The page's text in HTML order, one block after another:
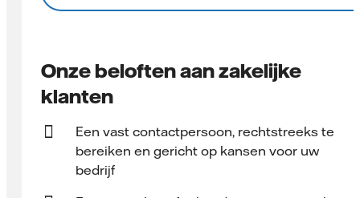
Onze beloften aan zakelijke
klanten
Een vast contact­persoon, rechtstreeks te
bereiken en gericht op kansen voor uw
bedrijf